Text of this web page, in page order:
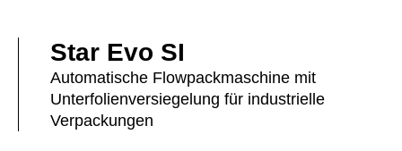
Star Evo SI
Automatische Flowpackmaschine mit
Unterfolienversiegelung für industrielle
Verpackungen